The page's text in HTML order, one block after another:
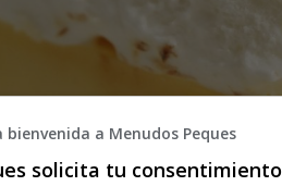
bienvenida a Menudos Peques
solicita tu consentimiento